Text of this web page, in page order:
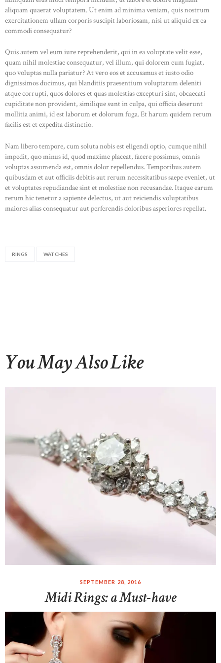
CONTACT
aliquam quaerat voluptatem. Ut enim ad minima veniam, quis nostrum
exercitationem ullam corporis suscipit laboriosam, nisi ut aliquid ex ea
commodi consequatur?
Quis autem vel eum iure reprehenderit, qui in ea voluptate velit esse,
quam nihil molestiae consequatur, vel illum, qui dolorem eum fugiat,
quo voluptas nulla pariatur? At vero eos et accusamus et iusto odio
dignissimos ducimus, qui blanditiis praesentium voluptatum deleniti
atque corrupti, quos dolores et quas molestias excepturi sint, obcaecati
cupiditate non provident, similique sunt in culpa, qui officia deserunt
mollitia animi, id est laborum et dolorum fuga. Et harum quidem rerum
facilis est et expedita distinctio.
Nam libero tempore, cum soluta nobis est eligendi optio, cumque nihil
impedit, quo minus id, quod maxime placeat, facere possimus, omnis
voluptas assumenda est, omnis dolor repellendus. Temporibus autem
quibusdam et aut officiis debitis aut rerum necessitatibus saepe eveniet, ut
et voluptates repudiandae sint et molestiae non recusandae. Itaque earum
rerum hic tenetur a sapiente delectus, ut aut reiciendis voluptatibus
maiores alias consequatur aut perferendis doloribus asperiores repellat.
RINGS WATCHES
You May Also Like
SEPTEMBER 28, 2016
Midi Rings: a Must-have